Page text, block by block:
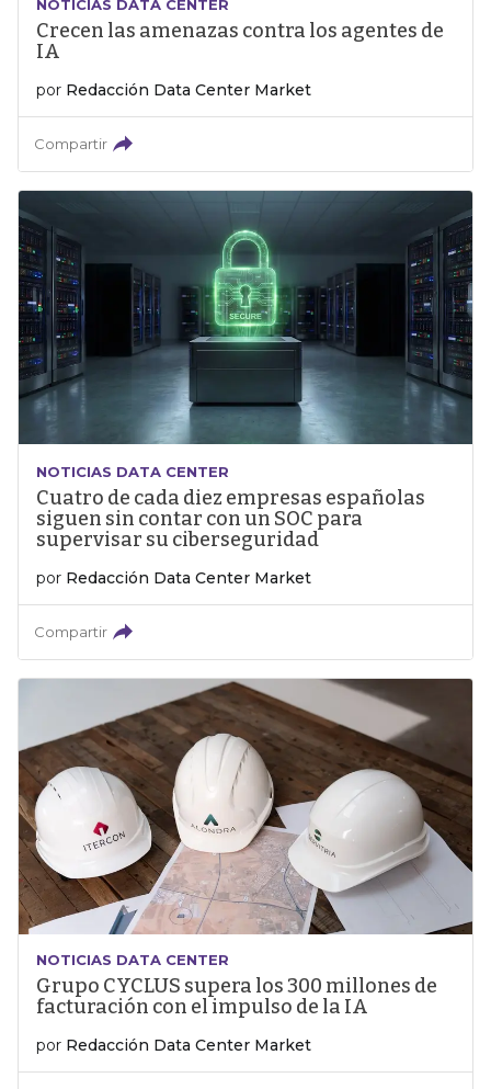
NOTICIAS DATA CENTER
Crecen las amenazas contra los agentes de
IA
por Redacción Data Center Market
Compartir
NOTICIAS DATA CENTER
Cuatro de cada diez empresas españolas
siguen sin contar con un SOC para
supervisar su ciberseguridad
por Redacción Data Center Market
Compartir
NOTICIAS DATA CENTER
Grupo CYCLUS supera los 300 millones de
facturación con el impulso de la IA
por Redacción Data Center Market